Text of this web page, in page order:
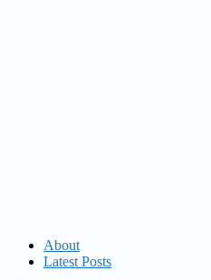
About
Latest Posts